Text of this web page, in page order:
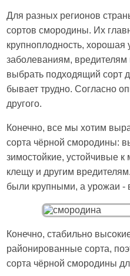
Для разных регионов
сортов смородины. Их
крупноплодность, хорошая
заболеваниям,
выбрать подходящий сорт
бывает трудно. Согласно
другого.
Конечно, все мы хотим
сорта чёрной смородины:
зимостойкие, устойчивые к
клещу и другим
были крупными, а урожаи -
Конечно, стабильно
районированные сорта,
сорта чёрной смородины